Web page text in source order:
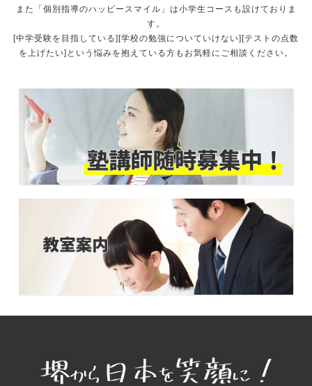
また「個別指導のハッピースマイル」は小学生コースも設けておりま
す。
[中学受験を目指している][学校の勉強についていけない][テストの点数
を上げたい]という悩みを抱えている方もお気軽にご相談ください。